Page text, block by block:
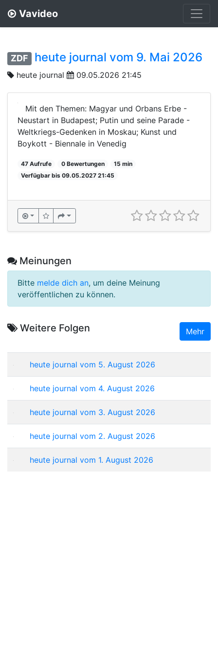
Vavideo
ZDF heute journal vom 9. Mai 2026
heute journal 09.05.2026 21:45
Mit den Themen: Magyar und Orbans Erbe -
Neustart in Budapest; Putin und seine Parade -
Weltkriegs-Gedenken in Moskau; Kunst und
Boykott - Biennale in Venedig
47 Aufrufe 0 Bewertungen
15 min
Verfügbar bis 09.05.2027 21:45
Meinungen
Bitte melde dich an, um deine Meinung
veröffentlichen zu können.
Weitere Folgen Mehr
heute journal vom 5. August 2026
heute journal vom 4. August 2026
heute journal vom 3. August 2026
heute journal vom 2. August 2026
heute journal vom 1. August 2026